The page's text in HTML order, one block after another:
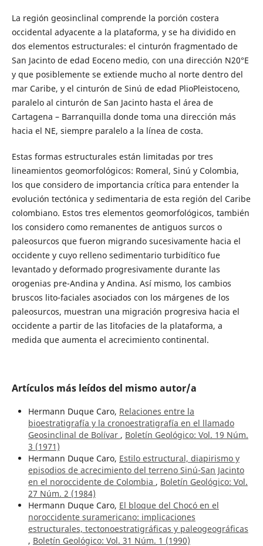
La región geosinclinal comprende la porción costera
occidental adyacente a la plataforma, y se ha dividido en
dos elementos estructurales: el cinturón fragmentado de
San Jacinto de edad Eoceno medio, con una dirección N20°E
y que posiblemente se extiende mucho al norte dentro del
mar Caribe, y el cinturón de Sinú de edad PlioPleistoceno,
paralelo al cinturón de San Jacinto hasta el área de
Cartagena – Barranquilla donde toma una dirección más
hacia el NE, siempre paralelo a la línea de costa.
Estas formas estructurales están limitadas por tres
lineamientos geomorfológicos: Romeral, Sinú y Colombia,
los que considero de importancia crítica para entender la
evolución tectónica y sedimentaria de esta región del Caribe
colombiano. Estos tres elementos geomorfológicos, también
los considero como remanentes de antiguos surcos o
paleosurcos que fueron migrando sucesivamente hacia el
occidente y cuyo relleno sedimentario turbidítico fue
levantado y deformado progresivamente durante las
orogenias pre-Andina y Andina. Así mismo, los cambios
bruscos lito-faciales asociados con los márgenes de los
paleosurcos, muestran una migración progresiva hacia el
occidente a partir de las Iitofacies de la plataforma, a
medida que aumenta el acrecimiento continental.
Artículos más leídos del mismo autor/a
Hermann Duque Caro, Relaciones entre la
bioestratigrafía y la cronoestratigrafía en el llamado
Geosinclinal de Bolívar , Boletín Geológico: Vol. 19 Núm.
3 (1971)
Hermann Duque Caro, Estilo estructural, diapirismo y
episodios de acrecimiento del terreno Sinú-San Jacinto
en el noroccidente de Colombia , Boletín Geológico: Vol.
27 Núm. 2 (1984)
Hermann Duque Caro, El bloque del Chocó en el
noroccidente suramericano: implicaciones
estructurales, tectonoestratigráficas y paleogeográficas
, Boletín Geológico: Vol. 31 Núm. 1 (1990)